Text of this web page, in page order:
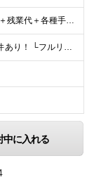
◆月給220,000円～350,000円＋残業代＋各種手当＋賞与年2回 （試用期間中：月給200,000円～） ※経験・スキルを考慮して優遇いたします ※残業代は100％支給します ┃試用期間あり
☆転勤なし ☆フルリモート案件あり！ └フルリモート：50％ └リモート併用：14％ 東京都内および近郊（神奈川県・埼玉県・千葉県）のプロジェクト先、もしくは自社内にて勤務いただきます ＜本社＞
中に入れる